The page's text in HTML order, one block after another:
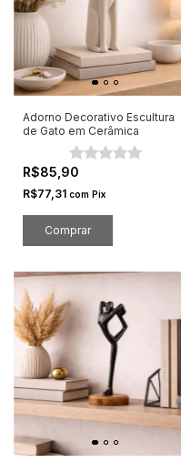
Adorno Decorativo Escultura
de Gato em Cerâmica
R$85,90
R$77,31 com Pix